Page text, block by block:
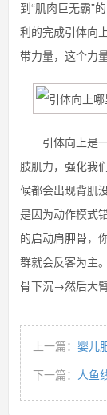
到“肌肉巨无霸”
利的完成引体向
带力量，这个力
引体向上是一
肢肌力，强化我
候都会出现背肌
是因为动作模式
的启动肩胛骨，
群就会反客为主
骨下沉→然后大
上一篇： 婴儿
下一篇： 人鱼